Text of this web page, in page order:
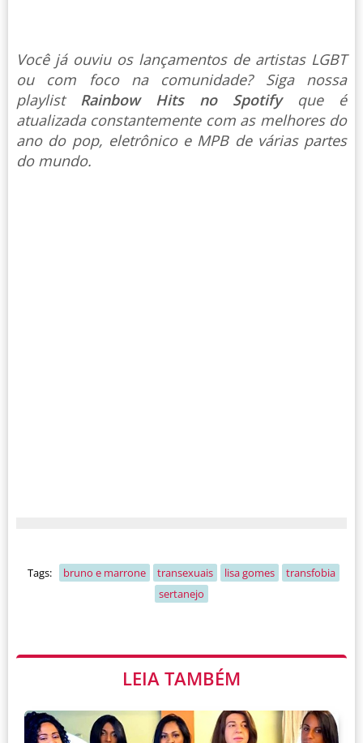
Você já ouviu os lançamentos de artistas LGBT
ou com foco na comunidade? Siga nossa
playlist Rainbow Hits no Spotify que é
atualizada constantemente com as melhores do
ano do pop, eletrônico e MPB de várias partes
do mundo.
Tags: bruno e marrone transexuais lisa gomes
transfobia
sertanejo
LEIA TAMBÉM